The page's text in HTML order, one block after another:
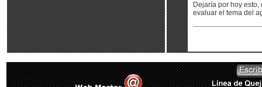
Dejaría por hoy
evaluar el tema del